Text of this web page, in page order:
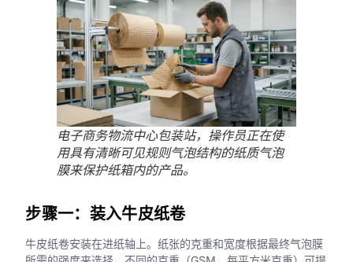
电子商务物流中心包装站，操作员正在使
用具有清晰可见规则气泡结构的纸质气泡
膜来保护纸箱内的产品。
步骤一：装入牛皮纸卷
牛皮纸卷安装在进纸轴上。纸张的克重和宽度根据最终气泡膜